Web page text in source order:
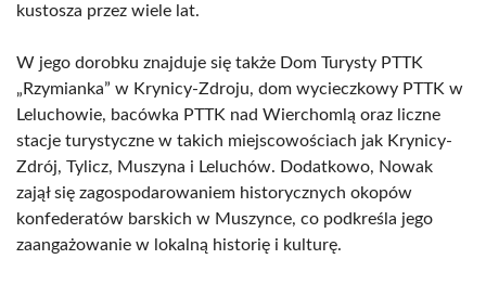
kustosza przez wiele lat.
W jego dorobku znajduje się także Dom Turysty PTTK
„Rzymianka” w Krynicy-Zdroju, dom wycieczkowy PTTK w
Leluchowie, bacówka PTTK nad Wierchomlą oraz liczne
stacje turystyczne w takich miejscowościach jak Krynicy-
Zdrój, Tylicz, Muszyna i Leluchów. Dodatkowo, Nowak
zajął się zagospodarowaniem historycznych okopów
konfederatów barskich w Muszynce, co podkreśla jego
zaangażowanie w lokalną historię i kulturę.